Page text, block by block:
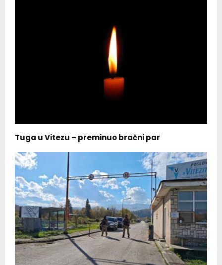
Tuga u Vitezu – preminuo bračni par